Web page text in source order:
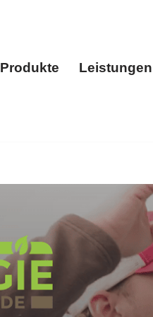
Produkte Leistungen